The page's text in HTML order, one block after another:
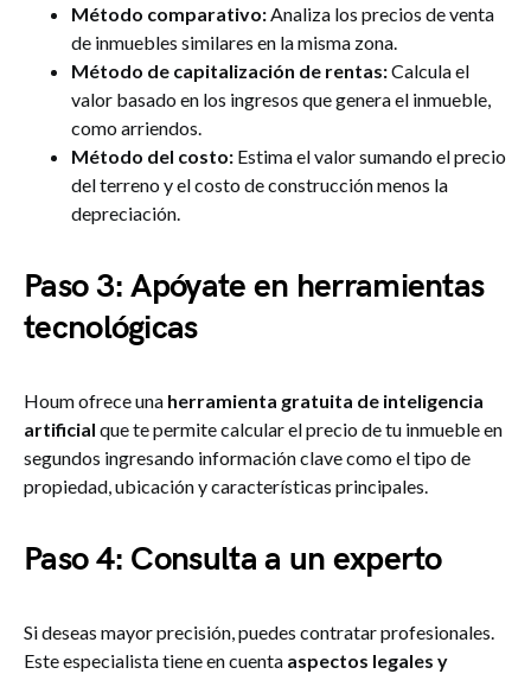
Método comparativo:Analiza los precios de venta
de inmuebles similares en la misma zona.
Método de capitalización de rentas:Calcula el
valor basado en los ingresos que genera el inmueble,
como arriendos.
Método del costo: Estima el valor sumando el precio
del terreno y el costo de construcción menos la
depreciación.
Paso 3: Apóyate en herramientas
tecnológicas
Houm ofrece una herramienta gratuita de inteligencia
artificial que te permite calcular el precio de tu inmueble en
segundos ingresando información clave como el tipo de
propiedad, ubicación y características principales.
Paso 4: Consulta a un experto
Si deseas mayor precisión, puedes contratar profesionales.
Este especialista tiene en cuenta aspectos legales y